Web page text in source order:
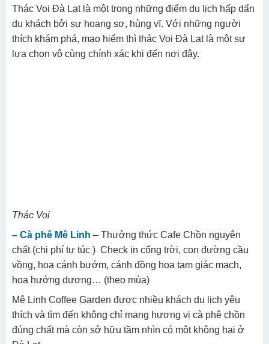
Thác Voi Đà Lạt là một trong những điểm du lịch hấp dẩn
du khách bởi sự hoang sơ, hùng vĩ. Với những người
thích khám phá, mạo hiểm thì thác Voi Đà Lạt là một sự
lựa chọn vô cùng chính xác khi đến nơi đây.
Thác Voi
– Cà phê Mê Linh – Thưởng thức Cafe Chồn nguyên
chất (chi phí tự túc ) Check in cổng trời, con đường cầu
vồng, hoa cánh bướm, cánh đồng hoa tam giác mạch,
hoa hướng dương… (theo mùa)
Mê Linh Coffee Garden được nhiều khách du lịch yêu
thích và tìm đến không chỉ mang hương vị cà phê chồn
đúng chất mà còn sở hữu tầm nhìn có một không hai ở